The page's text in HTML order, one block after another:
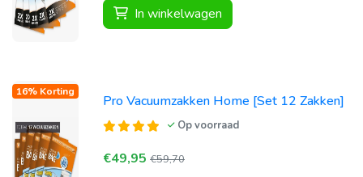
In winkelwagen
16% Korting
Pro Vacuumzakken Home [Set 12 Zakken]
Op voorraad
€49,95 €59,70